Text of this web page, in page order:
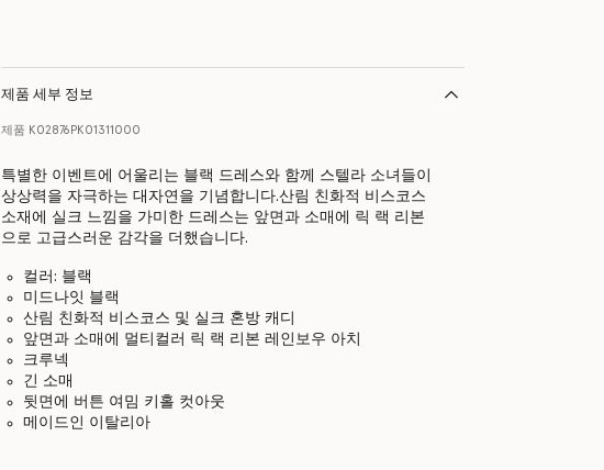
제품 세부 정보
제품 K02876PK01311000
특별한 이벤트에 어울리는 블랙 드레스와 함께 스텔라 소녀들이
상상력을 자극하는 대자연을 기념합니다.산림 친화적 비스코스
소재에 실크 느낌을 가미한 드레스는 앞면과 소매에 릭 랙 리본
으로 고급스러운 감각을 더했습니다.
컬러: 블랙
미드나잇 블랙
산림 친화적 비스코스 및 실크 혼방 캐디
앞면과 소매에 멀티컬러 릭 랙 리본 레인보우 아치
크루넥
긴 소매
뒷면에 버튼 여밈 키홀 컷아웃
메이드인 이탈리아